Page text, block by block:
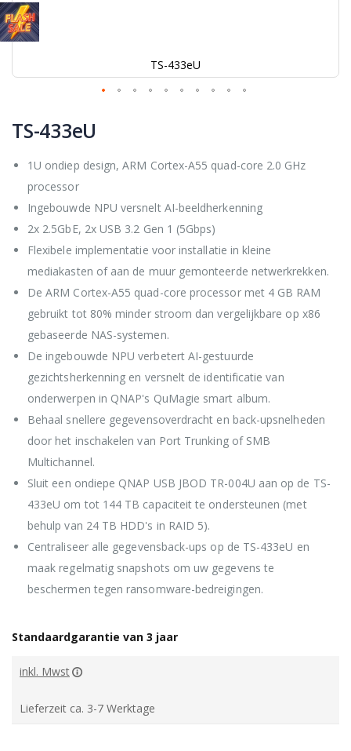
TS-433eU
naar
het
van
afbeeldingen-
gallerij
TS-433eU
1U ondiep design, ARM Cortex-A55 quad-core 2.0 GHz
processor
Ingebouwde NPU versnelt AI-beeldherkenning
2x 2.5GbE, 2x USB 3.2 Gen 1 (5Gbps)
Flexibele implementatie voor installatie in kleine
mediakasten of aan de muur gemonteerde netwerkrekken.
De ARM Cortex-A55 quad-core processor met 4 GB RAM
gebruikt tot 80% minder stroom dan vergelijkbare op x86
gebaseerde NAS-systemen.
De ingebouwde NPU verbetert AI-gestuurde
gezichtsherkenning en versnelt de identificatie van
onderwerpen in QNAP's QuMagie smart album.
Behaal snellere gegevensoverdracht en back-upsnelheden
door het inschakelen van Port Trunking of SMB
Multichannel.
Sluit een ondiepe QNAP USB JBOD TR-004U aan op de TS-
433eU om tot 144 TB capaciteit te ondersteunen (met
behulp van 24 TB HDD's in RAID 5).
Centraliseer alle gegevensback-ups op de TS-433eU en
maak regelmatig snapshots om uw gegevens te
beschermen tegen ransomware-bedreigingen.
Standaardgarantie van 3 jaar
inkl. Mwst
Lieferzeit ca. 3-7 Werktage